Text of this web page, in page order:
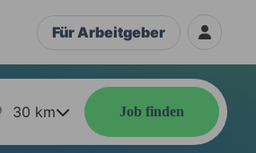
Für Arbeitgeber
30 km Job finden